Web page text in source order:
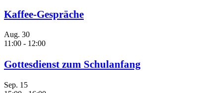
Kaffee-Gespräche
Aug. 30
11:00 - 12:00
Gottesdienst zum Schulanfang
Sep. 15